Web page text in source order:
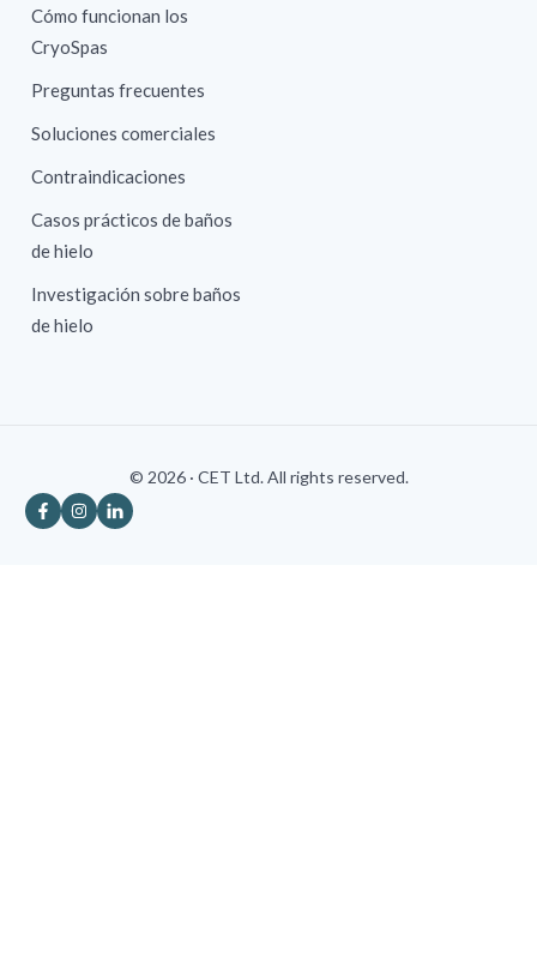
Cómo funcionan los
CryoSpas
Preguntas frecuentes
Soluciones comerciales
Contraindicaciones
Casos prácticos de baños
de hielo
Investigación sobre baños
de hielo
© 2026 · CET Ltd. All rights reserved.